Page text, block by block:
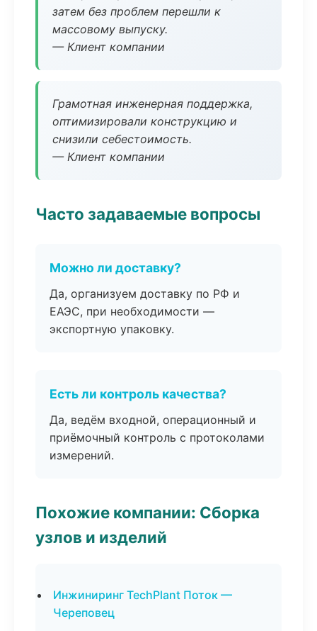
затем без проблем перешли к
массовому выпуску.
— Клиент компании
Грамотная инженерная поддержка,
оптимизировали конструкцию и
снизили себестоимость.
— Клиент компании
Часто задаваемые вопросы
Можно ли доставку?
Да, организуем доставку по РФ и
ЕАЭС, при необходимости —
экспортную упаковку.
Есть ли контроль качества?
Да, ведём входной, операционный и
приёмочный контроль с протоколами
измерений.
Похожие компании: Сборка
узлов и изделий
Инжиниринг TechPlant Поток —
Череповец